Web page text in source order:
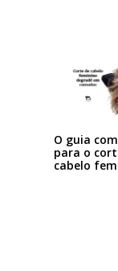
O guia
para o
cabelo